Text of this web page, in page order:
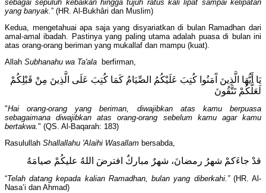
sebagai sepuluh kebaikan hingga tujuh ratus kali lipat sampai kelipatan
yang banyak.” (HR. Al-Bukhâri dan Muslim)
Kedua, mengetahuai apa saja yang disyariatkan di bulan Ramadhan dari
amal-amal ibadah. Pastinya yang paling utama adalah puasa di bulan ini
atas orang-orang beriman yang mukallaf dan mampu (kuat).
Allah Subhanahu wa Ta'ala berfirman,
يَا أَيُّهَا الَّذِينَ آَمَنُوا كُتِبَ عَلَيْكُمُ الصِّيَامُ كَمَا كُتِبَ عَلَى الَّذِينَ مِنْ قَبْلِكُمْ
لَعَلَّكُمْ تَتَّقُونَ
"Hai orang-orang yang beriman, diwajibkan atas kamu berpuasa
sebagaimana diwajibkan atas orang-orang sebelum kamu agar kamu
bertakwa." (QS. Al-Baqarah: 183)
Rasulullah Shallallahu 'Alaihi Wasallam bersabda,
قدْ جاءَكمْ شهرُ رمضانَ، شهرٌ مباركٌ افترضَ اللهُ عليكُمْ صيامَهُ
“Telah datang kepada kalian Ramadhan, bulan yang diberkahi.”(HR. Al-
Nasa’i dan Ahmad)